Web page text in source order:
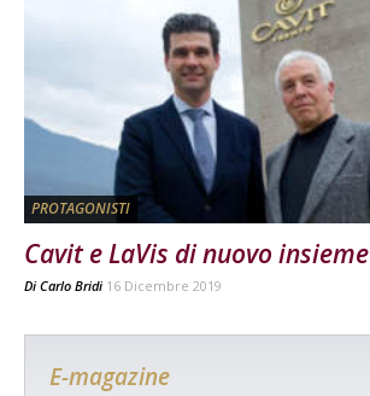
PROTAGONISTI
Cavit e LaVis di nuovo insieme
Di Carlo Bridi 16 Dicembre 2019
E-magazine